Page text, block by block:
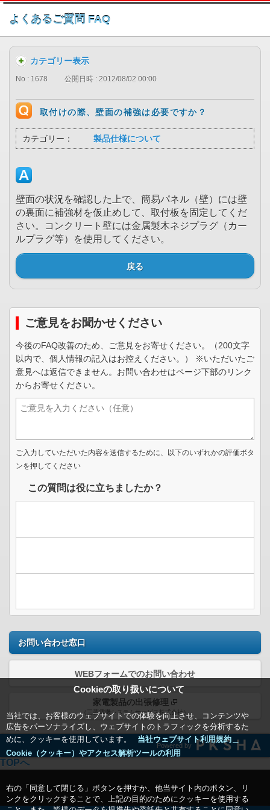
このページの本文へ
よくあるご質問 FAQ
Cookieの取り扱いについて
当社では、お客様のウェブサイトでの体験を向上させ、コンテンツや
広告をパーソナライズし、ウェブサイトのトラフィックを分析するた
めに、クッキーを使用しています。
当社ウェブサイト利用規約＿
Cookie（クッキー）やアクセス解析ツールの利用
右の「同意して閉じる」ボタンを押すか、他当サイト内のボタン、リ
ンクをクリックすることで、上記の目的のためにクッキーを使用する
カテゴリー表示
No : 1678 公開日時 : 2012/08/02 00:00
取付けの際、壁面の補強は必要ですか？
カテゴリー： 製品仕様について
壁面の状況を確認した上で、簡易パネル（壁）には壁
の裏面に補強材を仮止めして、取付板を固定してくだ
さい。コンクリート壁には金属製木ネジプラグ（カー
ルプラグ等）を使用してください。
戻る
ご意見をお聞かせください
今後のFAQ改善のため、ご意見をお寄せください。（200文字
以内で、個人情報の記入はお控えください。） ※いただいたご
意見へは返信できません。お問い合わせはページ下部のリンク
からお寄せください。
ご入力していただいた内容を送信するために、以下のいずれかの評価ボタ
ンを押してください
この質問は役に立ちましたか？
お問い合わせ窓口
WEBフォームでのお問い合わせ
家電製品の出張修理
（三菱電機システムサービス株式会社）
Powered by
TOPへ